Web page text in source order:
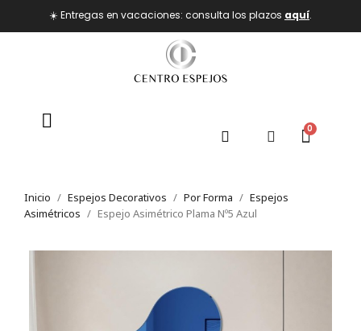
☀️ Entregas en vacaciones: consulta los plazos aquí.
Inicio Espejos Decorativos Por Forma
Espejos
Asimétricos
Espejo Asimétrico Plama Nº5 Azul